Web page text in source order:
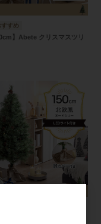
】Abete クリスマスツリ
】Chalon クリスマスツ